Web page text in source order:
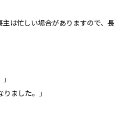
は忙しい場合がありますので、長
りました。」